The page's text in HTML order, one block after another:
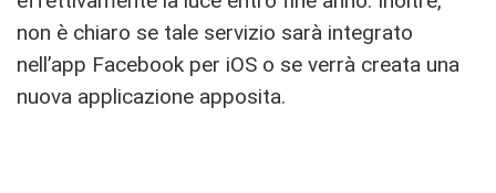
non è chiaro se tale servizio sarà integrato
nell’app Facebook per iOS o se verrà creata una
nuova applicazione apposita.